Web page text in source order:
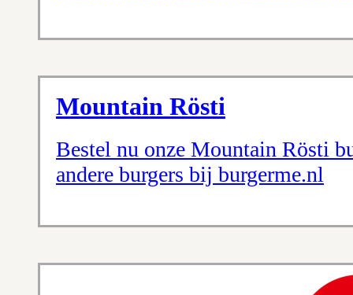
Mountain Rösti
Bestel nu onze Mountain Rösti
andere burgers bij burgerme.nl